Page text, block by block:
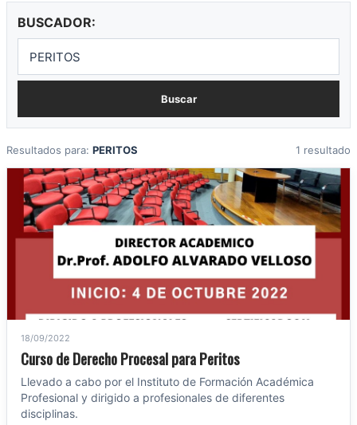
BUSCADOR:
Buscar
Resultados para: PERITOS 1 resultado
18/09/2022
Curso de Derecho Procesal para Peritos
Llevado a cabo por el Instituto de Formación Académica
Profesional y dirigido a profesionales de diferentes
disciplinas.